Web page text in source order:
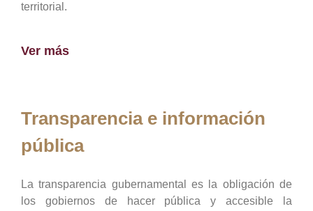
territorial.
Ver más
Transparencia e información
pública
La transparencia gubernamental es la obligación de
los gobiernos de hacer pública y accesible la